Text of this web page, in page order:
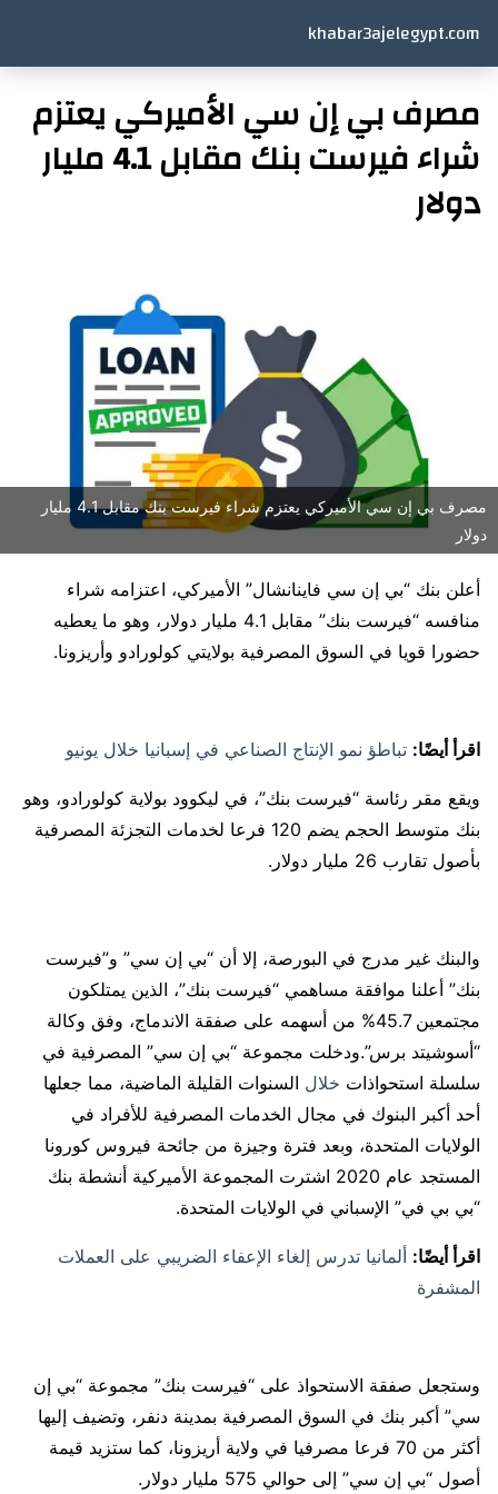
khabar3ajelegypt.com
مصرف بي إن سي الأميركي يعتزم
شراء فيرست بنك مقابل 4.1 مليار
دولار
مصرف بي إن سي الأميركي يعتزم شراء فيرست بنك مقابل 4.1 مليار
دولار
أعلن بنك “بي إن سي فاينانشال” الأميركي، اعتزامه شراء
منافسه “فيرست بنك” مقابل 4.1 مليار دولار، وهو ما يعطيه
حضورا قويا في السوق المصرفية بولايتي كولورادو وأريزونا.
اقرأ أيضًا: تباطؤ نمو الإنتاج الصناعي في إسبانيا خلال يونيو
ويقع مقر رئاسة “فيرست بنك”، في ليكوود بولاية كولورادو، وهو
بنك متوسط ​​الحجم يضم 120 فرعا لخدمات التجزئة المصرفية
بأصول تقارب 26 مليار دولار.
والبنك غير مدرج في البورصة، إلا أن “بي إن سي” و”فيرست
بنك” أعلنا موافقة مساهمي “فيرست بنك”، الذين يمتلكون
مجتمعين 45.7% من أسهمه على صفقة الاندماج، وفق وكالة
“أسوشيتد برس”.ودخلت مجموعة “بي إن سي” المصرفية في
سلسلة استحواذات خلال السنوات القليلة الماضية، مما جعلها
أحد أكبر البنوك في مجال الخدمات المصرفية للأفراد في
الولايات المتحدة، وبعد فترة وجيزة من جائحة فيروس كورونا
المستجد عام 2020 اشترت المجموعة الأميركية أنشطة بنك
“بي بي في” الإسباني في الولايات المتحدة.
اقرأ أيضًا: ألمانيا تدرس إلغاء الإعفاء الضريبي على العملات
المشفرة
وستجعل صفقة الاستحواذ على “فيرست بنك” مجموعة “بي إن
سي” أكبر بنك في السوق المصرفية بمدينة دنفر، وتضيف إليها
أكثر من 70 فرعا مصرفيا في ولاية أريزونا، كما ستزيد قيمة
أصول “بي إن سي” إلى حوالي 575 مليار دولار.